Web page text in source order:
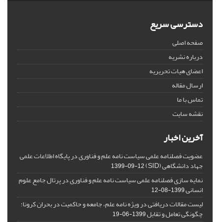
دسترسی سریع
صفحه اصلی
درباره نشریه
اعضای هیات تحریریه
ارسال مقاله
تماس با ما
نقشه سایت
آخرین اخبار
عضویت فصلنامه علمی سیاست نامه علم و فناوری در پایگاه اطلاعات علمی
جهاد دانشگاهی (SID) 1399-09-12
نمایه سازی فصلنامه علمی سیاست نامه علم و فناوری در پرتال جامع علوم
انسانی1399-08-12
لیست مقالات دریافتی در ویژه نامه علم، جامعه و حاکمیت در بحران کرونا:
چگونگی تعامل و تقابل1399-06-19